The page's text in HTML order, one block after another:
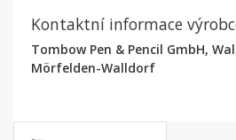
Kontaktní informace
Tombow Pen & Pencil GmbH,
Mörfelden-Walldorf